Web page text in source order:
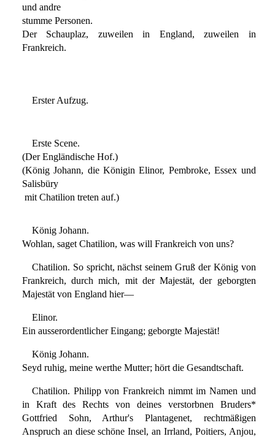
und andre
stumme Personen.
Der Schauplaz, zuweilen in England, zuweilen in
Frankreich.
Erster Aufzug.
Erste Scene.
(Der Engländische Hof.)
(König Johann, die Königin Elinor, Pembroke, Essex und
Salisbüry
mit Chatilion treten auf.)
König Johann.
Wohlan, saget Chatilion, was will Frankreich von uns?
Chatilion. So spricht, nächst seinem Gruß der König von
Frankreich, durch mich, mit der Majestät, der geborgten
Majestät von England hier—
Elinor.
Ein ausserordentlicher Eingang; geborgte Majestät!
König Johann.
Seyd ruhig, meine werthe Mutter; hört die Gesandtschaft.
Chatilion. Philipp von Frankreich nimmt im Namen und
in Kraft des Rechts von deines verstorbnen Bruders*
Gottfried Sohn, Arthur's Plantagenet, rechtmäßigen
Anspruch an diese schöne Insel, an Irrland, Poitiers, Anjou,